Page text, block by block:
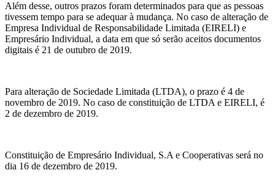
Além desse, outros prazos foram determinados para que as pessoas
tivessem tempo para se adequar à mudança. No caso de alteração de
Empresa Individual de Responsabilidade Limitada (EIRELI) e
Empresário Individual, a data em que só serão aceitos documentos
digitais é 21 de outubro de 2019.
Para alteração de Sociedade Limitada (LTDA), o prazo é 4 de
novembro de 2019. No caso de constituição de LTDA e EIRELI, é
2 de dezembro de 2019.
Constituição de Empresário Individual, S.A e Cooperativas será no
dia 16 de dezembro de 2019.